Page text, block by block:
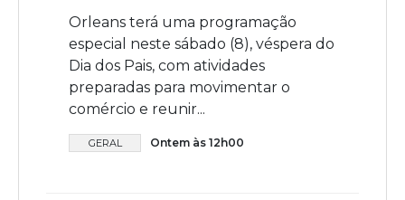
Orleans terá uma programação
especial neste sábado (8), véspera do
Dia dos Pais, com atividades
preparadas para movimentar o
comércio e reunir...
GERAL Ontem às 12h00